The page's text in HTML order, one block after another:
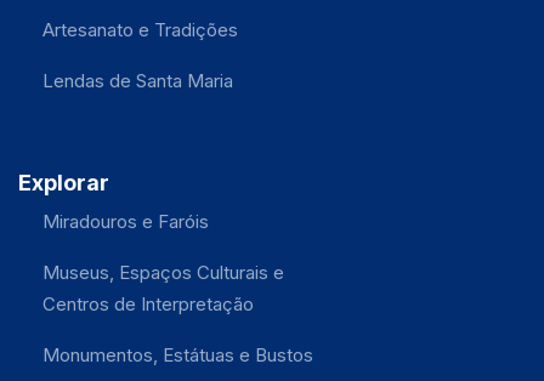
Artesanato e Tradições
Lendas de Santa Maria
Explorar
Miradouros e Faróis
Museus, Espaços Culturais e
Centros de Interpretação
Monumentos, Estátuas e Bustos